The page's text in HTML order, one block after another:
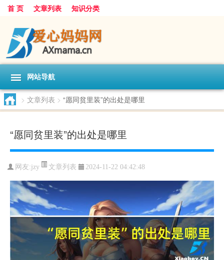
首 页 文章列表 知识分类
网站导航
> 文章列表 > “愿同贫里装”的出处是哪里
“愿同贫里装”的出处是哪里
网友:jzy 文章列表 2024-11-22 04:42:48